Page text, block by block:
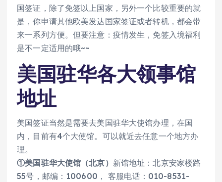
国签证，除了免签以上国家，另外一个比较重要的就
是，你申请其他欧美发达国家签证或者转机，都会带
来一系列方便。但要注意：疫情发生，免签入境福利
是不一定适用的哦~~
美国驻华各大领事馆
地址
美国签证当然是需要去美国驻华大使馆办理，在国
内，目前有4个大使馆。可以就近去任意一个地方办
理。
①美国驻华大使馆（北京） 新馆地址：北京安家楼路
55号，邮编：100600， 客服电话：010-8531-